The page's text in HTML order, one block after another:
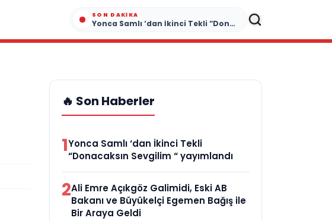
SON DAKIKA
Yonca Samlı ‘dan İkinci Tekli “Donacaksın Sevgilim “ yayımlandı
🔥 Son Haberler
1Yonca Samlı ‘dan İkinci Tekli
“Donacaksın Sevgilim “ yayımlandı
2Ali Emre Açıkgöz Galimidi, Eski AB
Bakanı ve Büyükelçi Egemen Bağış ile
Bir Araya Geldi